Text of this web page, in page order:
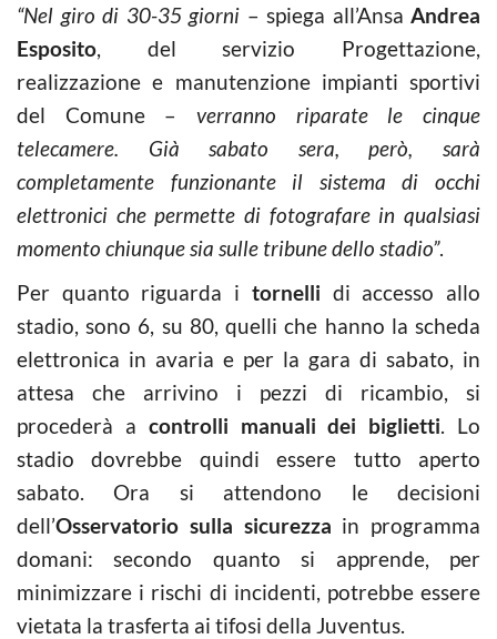
“Nel giro di 30-35 giorni – spiega all’Ansa Andrea
Esposito, del servizio Progettazione,
realizzazione e manutenzione impianti sportivi
del Comune – verranno riparate le cinque
telecamere. Già sabato sera, però, sarà
completamente funzionante il sistema di occhi
elettronici che permette di fotografare in qualsiasi
momento chiunque sia sulle tribune dello stadio”.
Per quanto riguarda i tornelli di accesso allo
stadio, sono 6, su 80, quelli che hanno la scheda
elettronica in avaria e per la gara di sabato, in
attesa che arrivino i pezzi di ricambio, si
procederà a controlli manuali dei biglietti. Lo
stadio dovrebbe quindi essere tutto aperto
sabato. Ora si attendono le decisioni
dell’Osservatorio sulla sicurezza in programma
domani: secondo quanto si apprende, per
minimizzare i rischi di incidenti, potrebbe essere
vietata la trasferta ai tifosi della Juventus.